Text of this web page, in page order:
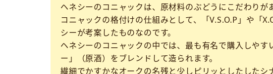
ヘネシーのコニャックは、原材料のぶどうにこだわりが
コニャックの格付けの仕組みとして、「V.S.O.P」や「
シーが考案したものなのです。
ヘネシーのコニャックの中では、最も有名で購入しや
ー」（原酒）をブレンドして造られます。
繊細でかすかなオークの名残と少しピリッとしたしたシ